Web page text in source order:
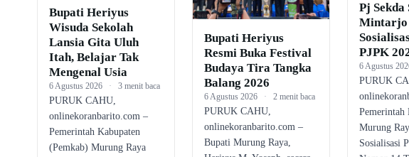
Bupati Heriyus
Wisuda Sekolah
Lansia Gita Uluh
Itah, Belajar Tak
Mengenal Usia
6 Agustus 2026 · 3 menit baca
PURUK CAHU,
onlinekoranbarito.com –
Pemerintah Kabupaten
(Pemkab) Murung Raya
Bupati Heriyus
Resmi Buka Festival
Budaya Tira Tangka
Balang 2026
6 Agustus 2026 · 2 menit baca
PURUK CAHU,
onlinekoranbarito.com –
Bupati Murung Raya,
Pj Sekda
Mintarjo
PJPK
6 Agustus
PURUK
Pemerintah
Murung
Sosialisasi